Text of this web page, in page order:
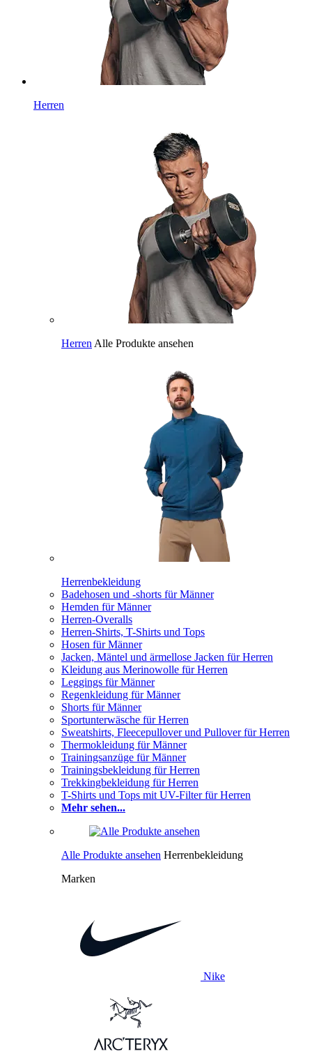
Herren
Herren Alle Produkte ansehen
Herrenbekleidung
Badehosen und -shorts für Männer
Hemden für Männer
Herren-Overalls
Herren-Shirts, T-Shirts und Tops
Hosen für Männer
Jacken, Mäntel und ärmellose Jacken für Herren
Kleidung aus Merinowolle für Herren
Leggings für Männer
Regenkleidung für Männer
Shorts für Männer
Sportunterwäsche für Herren
Sweatshirts, Fleecepullover und Pullover für Herren
Thermokleidung für Männer
Trainingsanzüge für Männer
Trainingsbekleidung für Herren
Trekkingbekleidung für Herren
T-Shirts und Tops mit UV-Filter für Herren
Mehr sehen...
Alle Produkte ansehen Herrenbekleidung
Marken
Nike